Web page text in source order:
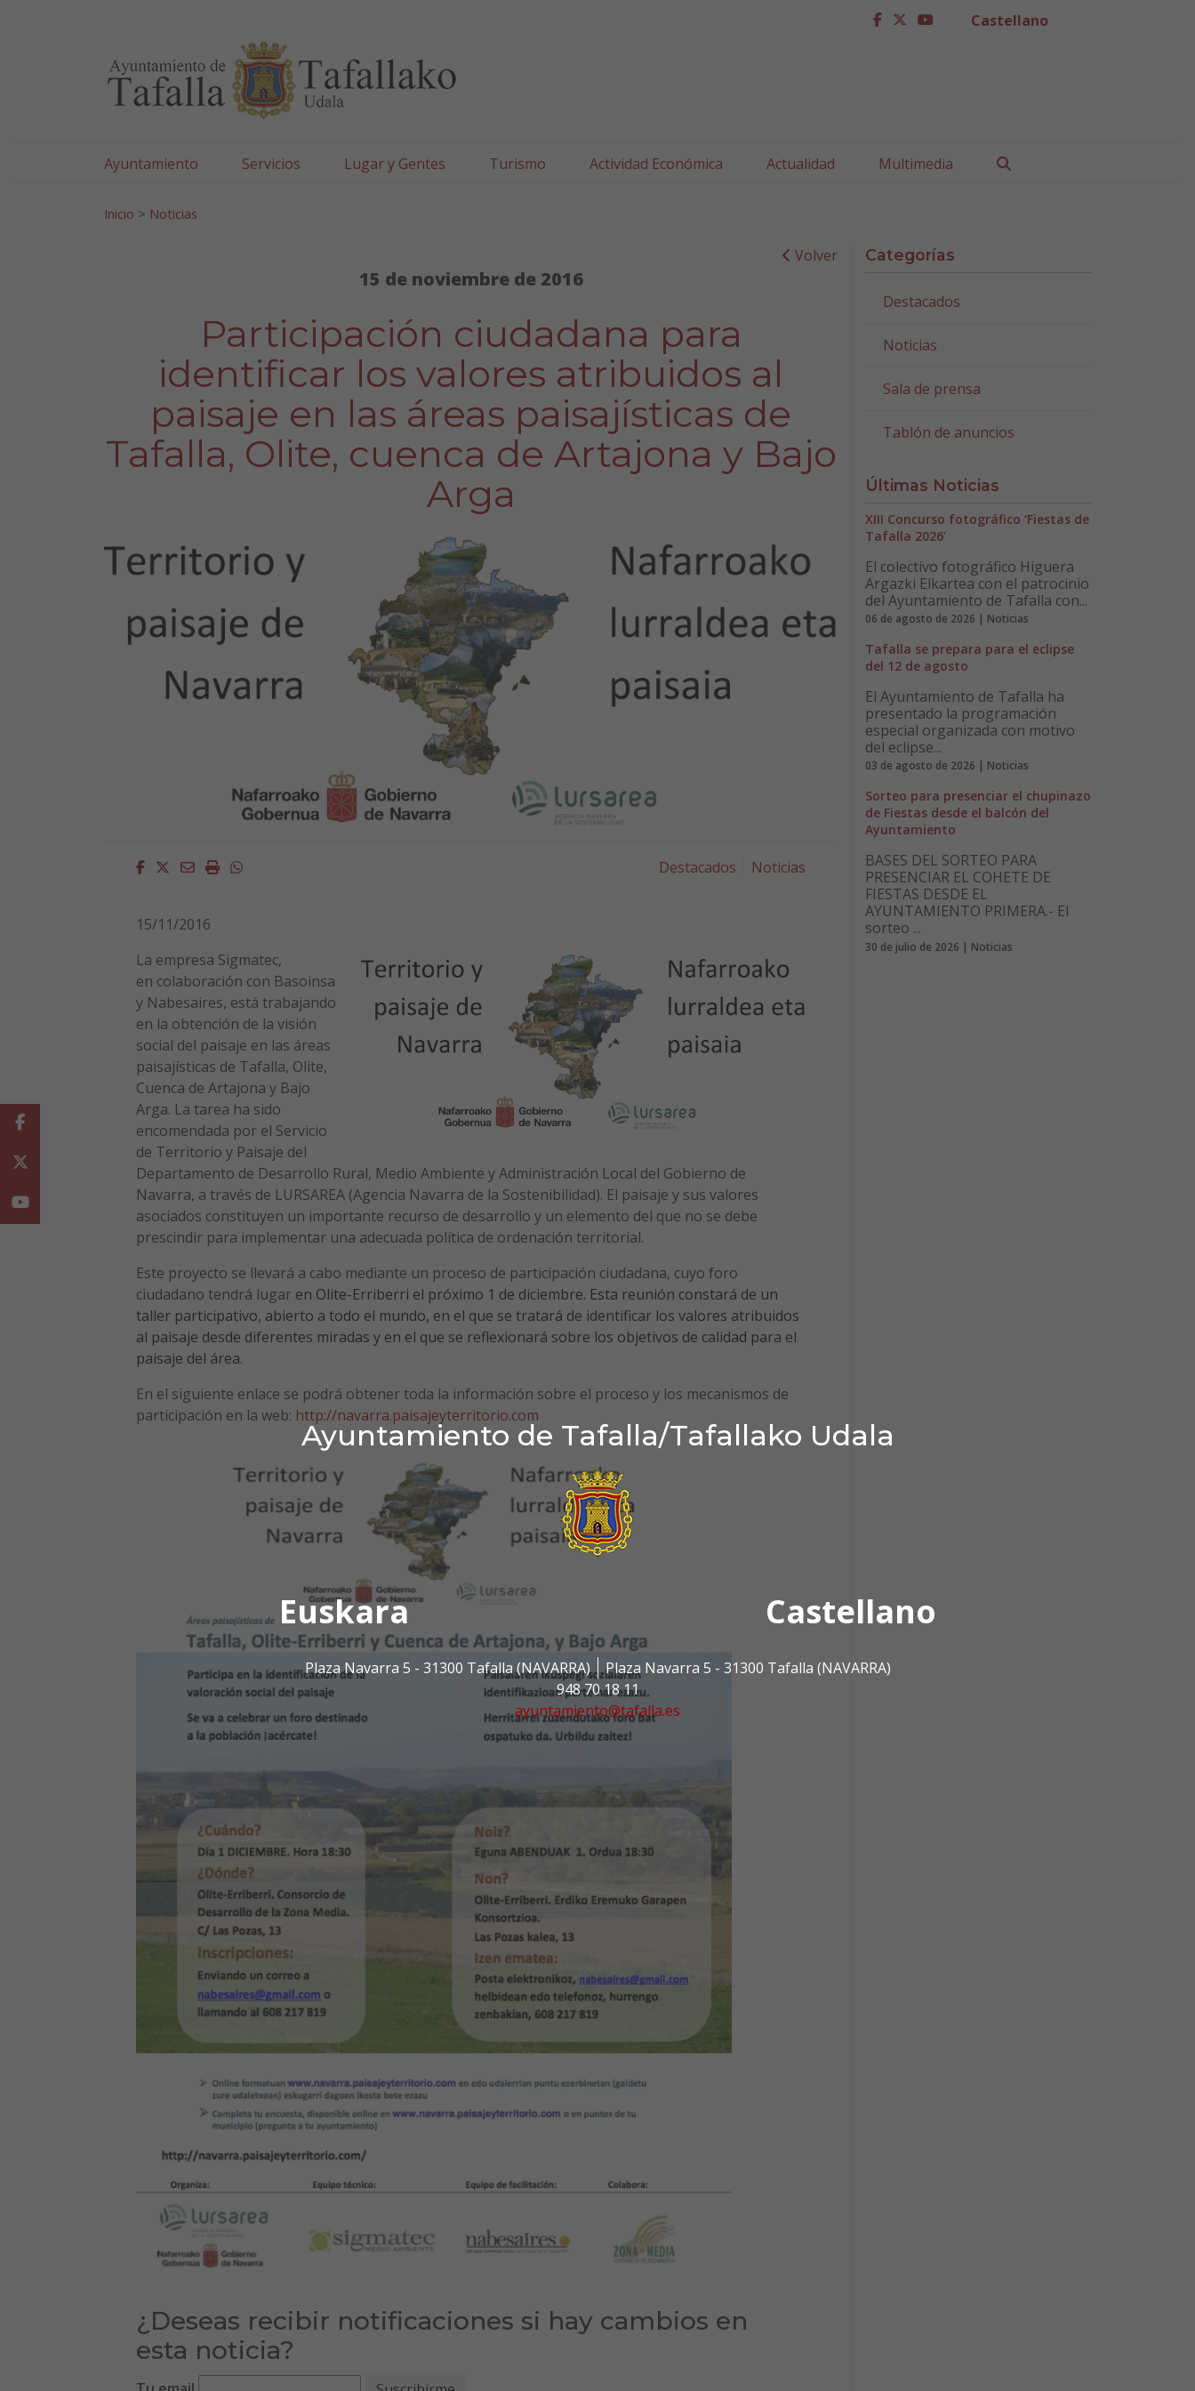
Ayuntamiento de Tafalla/Tafallako Udala
Euskara Castellano
Plaza Navarra 5 - 31300 Tafalla (NAVARRA)
Plaza Navarra 5 - 31300 Tafalla (NAVARRA)
948 70 18 11
ayuntamiento@tafalla.es
facebook
twitter
youtubeCastellano
Ayuntamiento Servicios Lugar y Gentes Turismo Actividad Económica Actualidad Multimedia
Inicio > Noticias
Volver
15 de noviembre de 2016
Participación ciudadana para
identificar los valores atribuidos al
paisaje en las áreas paisajísticas de
Tafalla, Olite, cuenca de Artajona y Bajo
Arga
Facebook
Twitter
EmailImprimirWhatsapp Destacados Noticias
15/11/2016
La empresa Sigmatec,
en colaboración con Basoinsa
y Nabesaires, está trabajando
en la obtención de la visión
social del paisaje en las áreas
paisajísticas de Tafalla, Olite,
Cuenca de Artajona y Bajo
Arga. La tarea ha sido
encomendada por el Servicio
de Territorio y Paisaje del
Departamento de Desarrollo Rural, Medio Ambiente y Administración Local del Gobierno de
Navarra, a través de LURSAREA (Agencia Navarra de la Sostenibilidad). El paisaje y sus valores
asociados constituyen un importante recurso de desarrollo y un elemento del que no se debe
prescindir para implementar una adecuada política de ordenación territorial.
Este proyecto se llevará a cabo mediante un proceso de participación ciudadana, cuyo foro
ciudadano tendrá lugaren Olite-Erriberri el próximo 1 de diciembre. Esta reunión constará de un
taller participativo, abierto a todo el mundo, en el que se tratará de identificar los valores atribuidos
al paisaje desde diferentes miradas y en el que se reflexionará sobre los objetivos de calidad para el
paisaje del área.
En el siguiente enlace se podrá obtener toda la información sobre el proceso y los mecanismos de
participación en la web: http://navarra.paisajeyterritorio.com
¿Deseas recibir notificaciones si hay cambios en
esta noticia?
Categorías
Destacados
Noticias
Sala de prensa
Tablón de anuncios
Últimas Noticias
XIII Concurso fotográfico ‘Fiestas de
Tafalla 2026’
El colectivo fotográfico Higuera
Argazki Elkartea con el patrocinio
del Ayuntamiento de Tafalla con...
06 de agosto de 2026 | Noticias
Tafalla se prepara para el eclipse
del 12 de agosto
El Ayuntamiento de Tafalla ha
presentado la programación
especial organizada con motivo
del eclipse...
03 de agosto de 2026 | Noticias
Sorteo para presenciar el chupinazo
de Fiestas desde el balcón del
Ayuntamiento
BASES DEL SORTEO PARA
PRESENCIAR EL COHETE DE
FIESTAS DESDE EL
AYUNTAMIENTO PRIMERA.- El
sorteo ...
30 de julio de 2026 | Noticias
Facebook
Youtube